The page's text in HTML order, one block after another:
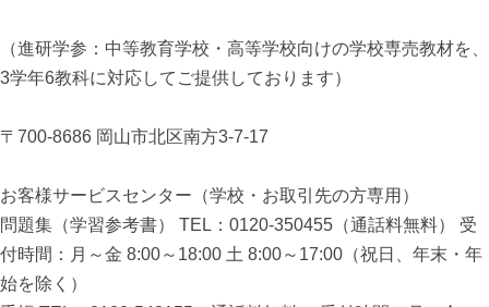
（進研学参：中等教育学校・高等学校向けの学校専売教材を、
3学年6教科に対応してご提供しております）
〒700-8686 岡山市北区南方3-7-17
お客様サービスセンター（学校・お取引先の方専用）
問題集（学習参考書） TEL：0120-350455（通話料無料） 受
付時間：月～金 8:00～18:00 土 8:00～17:00（祝日、年末・年
始を除く）